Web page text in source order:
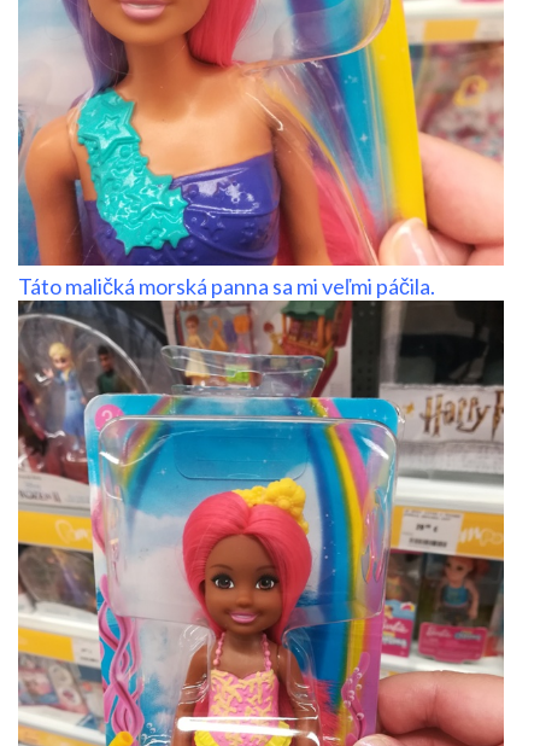
Táto maličká morská panna sa mi veľmi páčila.